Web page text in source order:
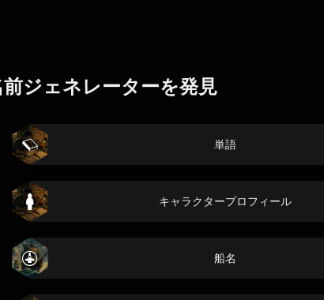
ジェネレーターを発見
単語
キャラクタープロフィール
船名